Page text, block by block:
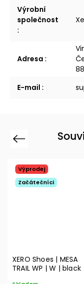
Výrobní
společnost
:
Adresa :
E-mail :
Previous
Výprodej
Začátečníci
XERO Shoes | MESA
TRAIL WP | W | black